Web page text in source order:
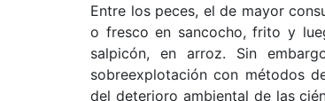
Entre los peces, el de mayor
o fresco en sancocho, frito y
salpicón, en arroz. Sin
sobreexplotación con métodos
del deterioro ambiental de las